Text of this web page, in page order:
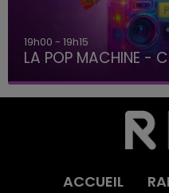
19h00 - 19h15
LA POP MACHINE -
ACCUEIL